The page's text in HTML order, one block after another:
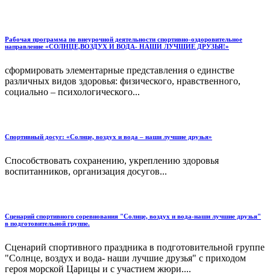
Рабочая программа по внеурочной деятельности спортивно-оздоровительное
направление «СОЛНЦЕ,ВОЗДУХ И ВОДА- НАШИ ЛУЧШИЕ ДРУЗЬЯ!»
сформировать элементарные представления о единстве
различных видов здоровья: физического, нравственного,
социально – психологического...
Спортивный досуг: «Солнце, воздух и вода – наши лучшие друзья»
Способствовать сохранению, укреплению здоровья
воспитанников, организация досугов...
Сценарий спортивного соревнования "Солнце, воздух и вода-наши лучшие друзья"
в подготовительной группе.
Сценарий спортивного праздника в подготовительной группе
"Солнце, воздух и вода- наши лучшие друзья" с приходом
героя морской Царицы и с участием жюри....